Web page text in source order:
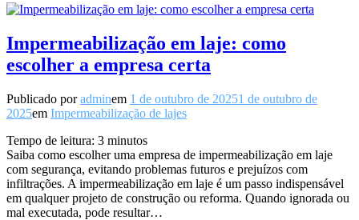
Impermeabilização em laje: como
escolher a empresa certa
Publicado poradminem 1 de outubro de 20251 de outubro de
2025em Impermeabilização de lajes
Tempo de leitura: 3 minutos
Saiba como escolher uma empresa de impermeabilização em laje
com segurança, evitando problemas futuros e prejuízos com
infiltrações. A impermeabilização em laje é um passo indispensável
em qualquer projeto de construção ou reforma. Quando ignorada ou
mal executada, pode resultar…